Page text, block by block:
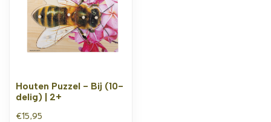
Houten Puzzel - Bij (10-
delig) | 2+
€15,95